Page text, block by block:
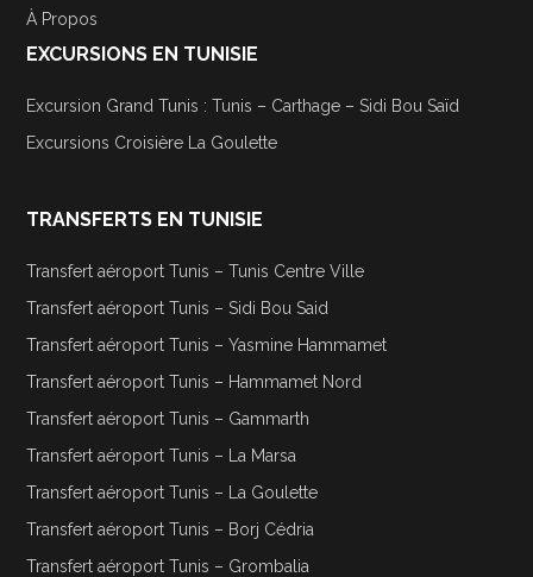
À Propos
EXCURSIONS EN TUNISIE
Excursion Grand Tunis : Tunis – Carthage – Sidi Bou Saïd
Excursions Croisière La Goulette
TRANSFERTS EN TUNISIE
Transfert aéroport Tunis – Tunis Centre Ville
Transfert aéroport Tunis – Sidi Bou Said
Transfert aéroport Tunis – Yasmine Hammamet
Transfert aéroport Tunis – Hammamet Nord
Transfert aéroport Tunis – Gammarth
Transfert aéroport Tunis – La Marsa
Transfert aéroport Tunis – La Goulette
Transfert aéroport Tunis – Borj Cédria
Transfert aéroport Tunis – Grombalia